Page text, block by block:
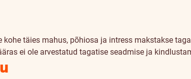
täies mahus, põhiosa ja intress makstakse
ei ole arvestatud tagatise seadmise ja